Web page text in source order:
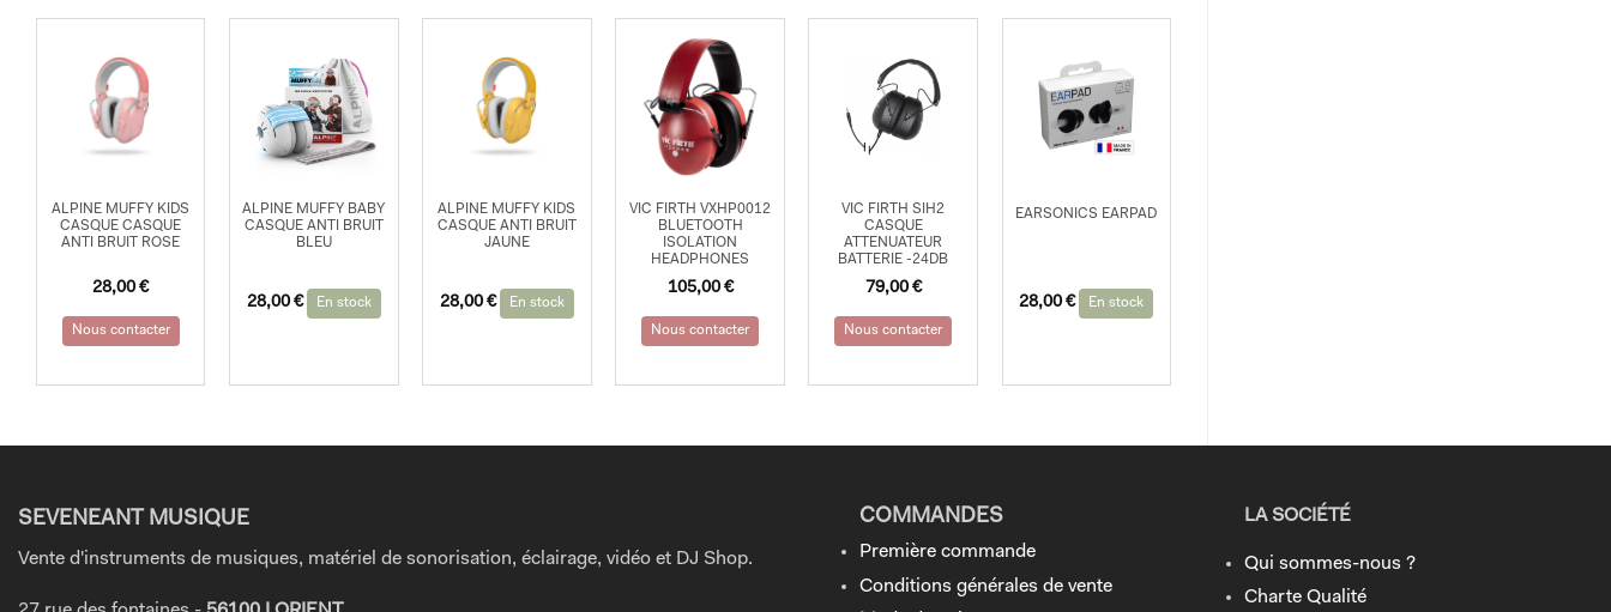
ALPINE MUFFY KIDS
CASQUE CASQUE
ANTI BRUIT ROSE
28,00€
Nous contacter
ALPINE MUFFY BABY
CASQUE ANTI BRUIT
BLEU
28,00 € En stock
ALPINE MUFFY KIDS
CASQUE ANTI BRUIT
JAUNE
28,00 € En stock
VIC FIRTH VXHP0012
BLUETOOTH
ISOLATION
HEADPHONES
105,00 €
Nous contacter
VIC FIRTH SIH2
CASQUE
ATTENUATEUR
BATTERIE -24DB
79,00 €
Nous contacter
EARSONICS EARPAD
28,00€ En stock
SEVENEANT MUSIQUE
Vente d'instruments de musiques, matériel de sonorisation, éclairage, vidéo et DJ Shop.
COMMANDES
Première commande
Conditions générales de vente
LA SOCIÉTÉ
Qui sommes-nous ?
Charte Qualité